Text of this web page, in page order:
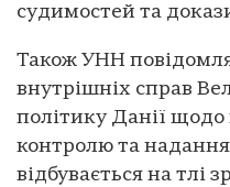
судимостей та
Також УНН
внутрішніх справ
політику Данії
контролю та
відбувається на тлі